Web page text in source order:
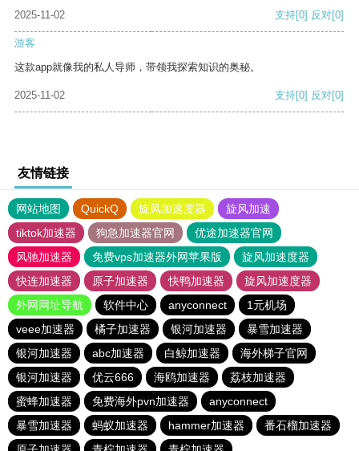
2025-11-02 支持[0] 反对[0]
游客
这款app就像我的私人导师，带领我探索知识的奥秘。
2025-11-02 支持[0] 反对[0]
友情链接
网站地图 QuickQ 旋风加速度器
旋风加速
tiktok加速器
狗急加速器官网
优途加速器官网
风驰加速器
免费vps加速器外网苹果版
旋风加速度器
快连加速器
原子加速器 快鸭加速器
旋风加速度器
外网网址导航
软件中心 anyconnect
1元机场
veee加速器
橘子加速器 银河加速器
暴雪加速器
银河加速器
abc加速器 白鲸加速器
海外梯子官网
银河加速器
优云666 海鸥加速器
荔枝加速器
蜜蜂加速器
免费海外pvn加速器
anyconnect
暴雪加速器
蚂蚁加速器 hammer加速器
番石榴加速器